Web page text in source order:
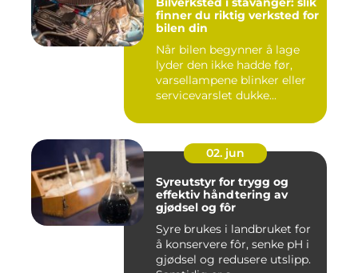
finner du riktig verksted for
bilen din
Når bilen begynner å lage
lyder den ikke hadde før,
varsellampene blinker eller
servicevarslet dukke...
02. jun
Syreutstyr for trygg og
effektiv håndtering av
gjødsel og fôr
Syre brukes i landbruket for
å konservere fôr, senke pH i
gjødsel og redusere utslipp.